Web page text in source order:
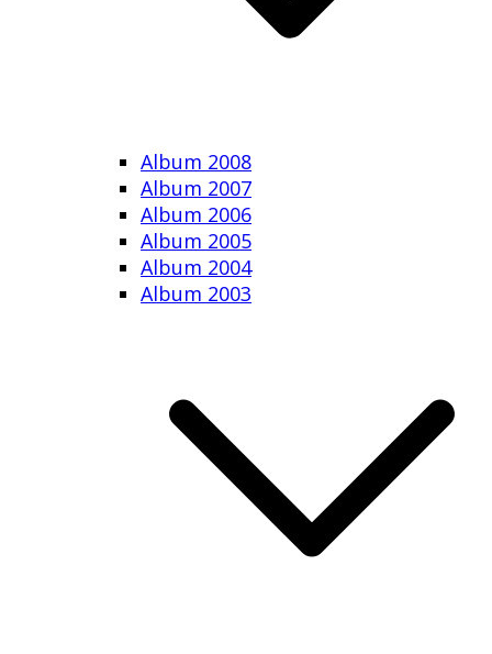
Album 2008
Album 2007
Album 2006
Album 2005
Album 2004
Album 2003